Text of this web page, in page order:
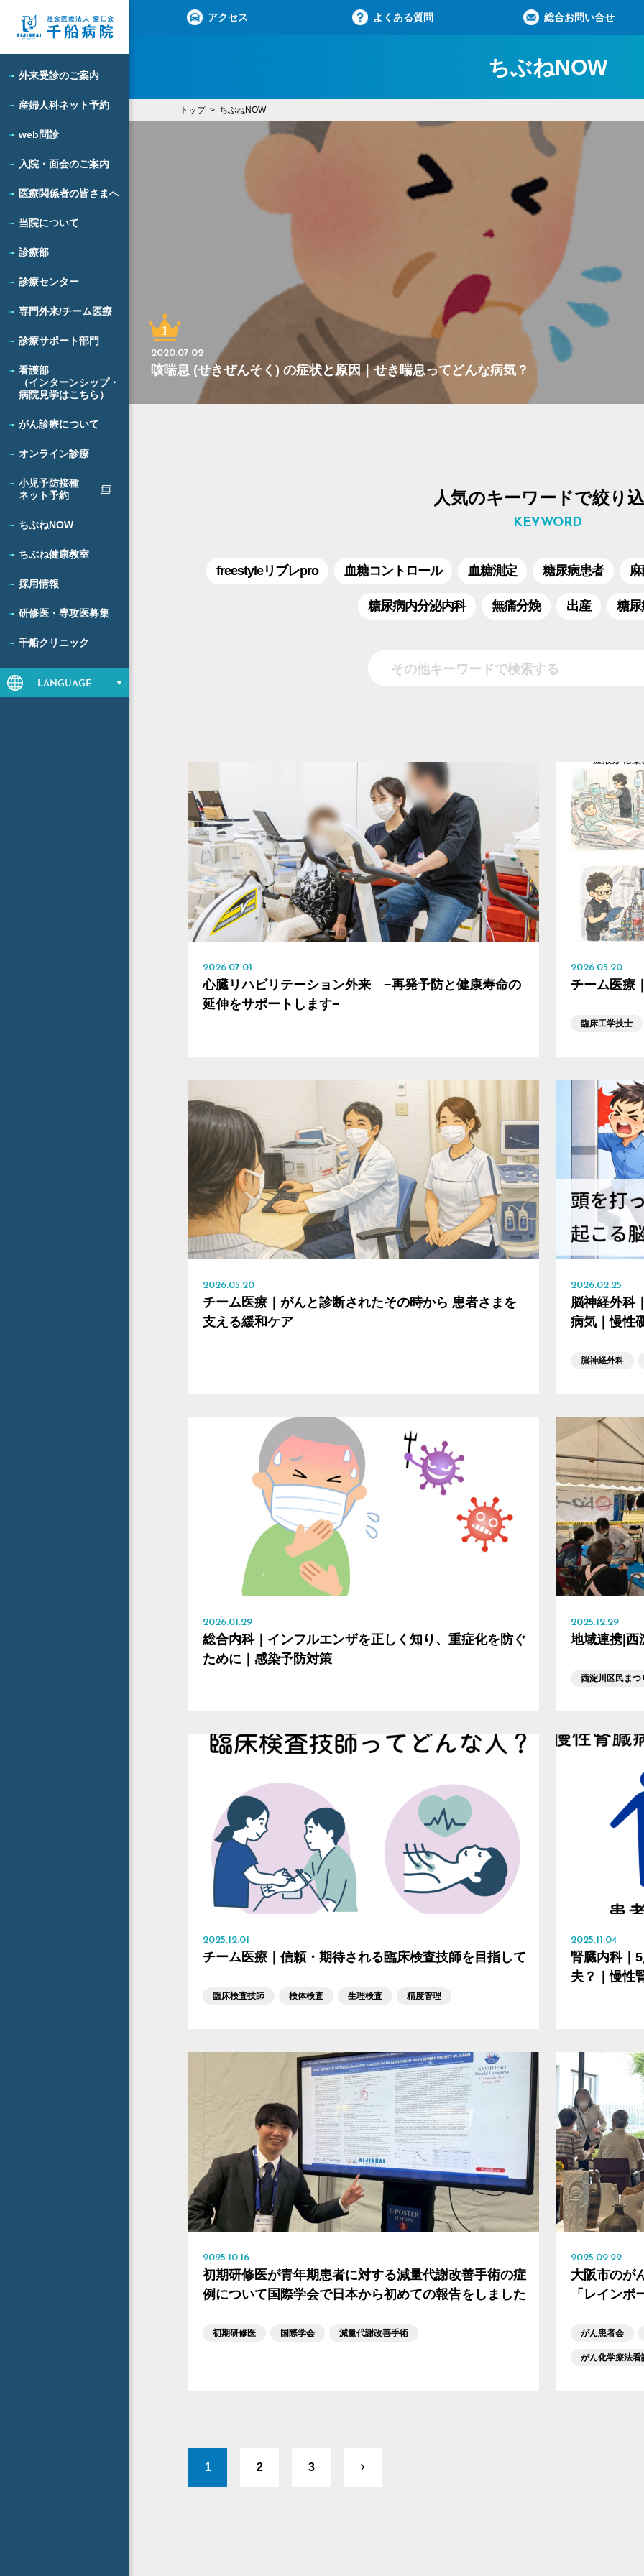
外来受診のご案内
産婦人科ネット予約
web問診
入院・面会のご案内
医療関係者の皆さまへ
当院について
診療部
診療センター
専門外来/チーム医療
診療サポート部門
看護部
（インターンシップ・
病院見学はこちら）
がん診療について
オンライン診療
小児予防接種
ネット予約
ちぶねNOW
ちぶね健康教室
採用情報
研修医・専攻医募集
千船クリニック
LANGUAGE
アクセス よくある質問 総合お問い合せ
ちぶねNOW
トップ ちぶねNOW
2020.07.02
咳喘息 (せきぜんそく) の症状と原因｜せき喘息ってどんな病気？
人気のキーワードで絞り
KEYWORD
freestyleリブレpro 血糖コントロール 血糖測定 糖尿病患者
糖尿病内分泌内科 無痛分娩 出産 糖尿
2026.07.01
心臓リハビリテーション外来 −再発予防と健康寿命の
延伸をサポートします−
2026.05.20
チーム医療
臨床工学技士
2026.05.20
チーム医療｜がんと診断されたその時から 患者さまを
支える緩和ケア
2026.02.25
脳神経外科
病気｜慢性
脳神経外科
2026.01.29
総合内科｜インフルエンザを正しく知り、重症化を防ぐ
ために｜感染予防対策
2025.12.29
地域連携|西
西淀川区民まつ
2025.12.01
チーム医療｜信頼・期待される臨床検査技師を目指して
臨床検査技師 検体検査 生理検査 精度管理
2025.11.04
腎臓内科｜
夫？｜慢性
2025.10.16
初期研修医が青年期患者に対する減量代謝改善手術の症
例について国際学会で日本から初めての報告をしました
初期研修医 国際学会 減量代謝改善手術
2025.09.22
大阪市のが
「レインボ
がん患者会
がん化学療法看
1 2 3